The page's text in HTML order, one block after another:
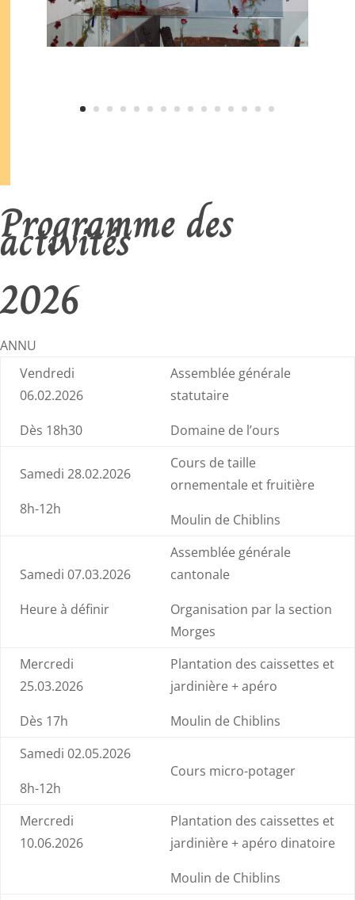
Programme des
activités
2026
ANNU
Vendredi
06.02.2026
Dès 18h30
Assemblée générale
statutaire
Domaine de l’ours
Samedi 28.02.2026
8h-12h
Cours de taille
ornementale et fruitière
Moulin de Chiblins
Samedi 07.03.2026
Heure à définir
Assemblée générale
cantonale
Organisation par la section
Morges
Mercredi
25.03.2026
Dès 17h
Plantation des caissettes et
jardinière + apéro
Moulin de Chiblins
Samedi 02.05.2026
8h-12h
Cours micro-potager
Mercredi
10.06.2026
Plantation des caissettes et
jardinière + apéro dinatoire
Moulin de Chiblins